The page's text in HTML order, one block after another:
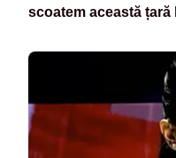
scoatem această țară